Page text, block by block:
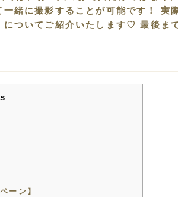
緒に撮影することが可能です！ 実
ついてご紹介いたします♡ 最後ま
ーン】